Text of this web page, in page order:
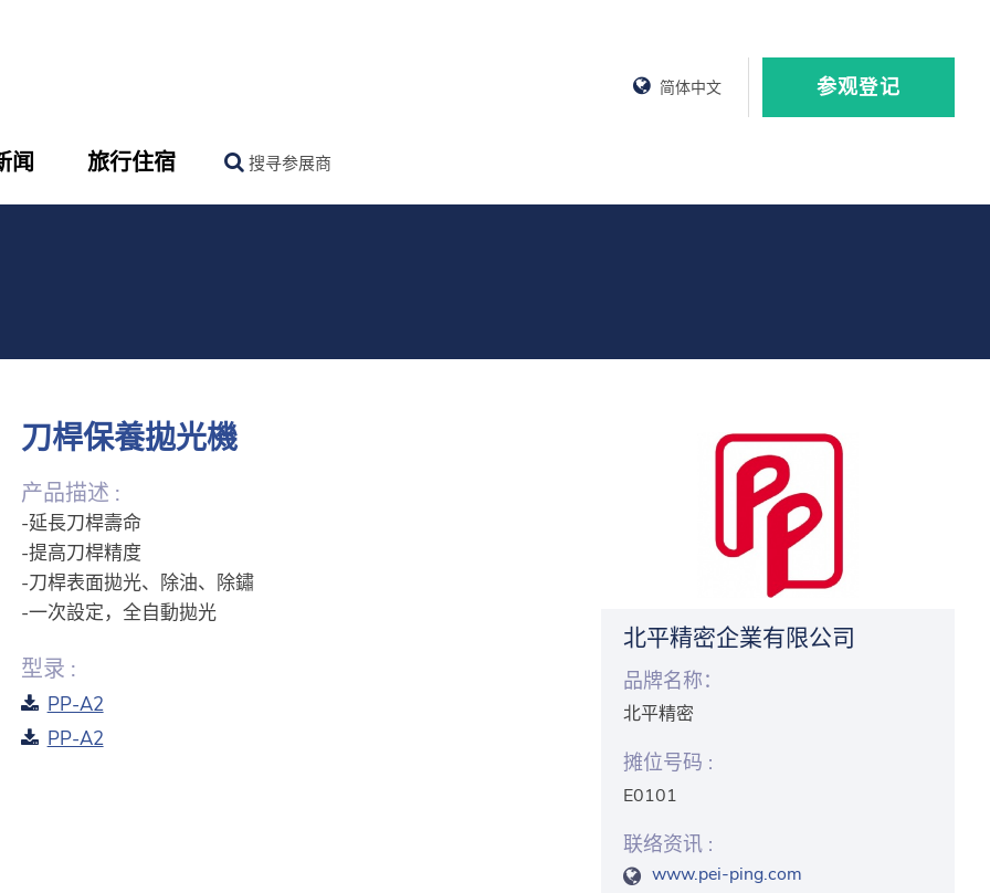
简体中文 参观登记
闻 旅行住宿 搜寻参展商
刀桿保養拋光機
产品描述 :
-延長刀桿壽命
-提高刀桿精度
-刀桿表面拋光、除油、除鏽
-一次設定，全自動拋光
型录 :
PP-A2
PP-A2
北平精密企業有限公司
品牌名称：
北平精密
摊位号码 :
E0101
联络资讯 :
www.pei-ping.com